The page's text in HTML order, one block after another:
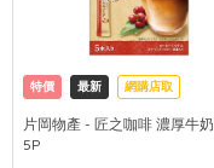
特價 最新 網購店取
片岡物產 - 匠之咖啡 濃厚牛
5P